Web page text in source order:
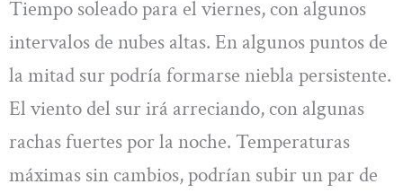
Tiempo soleado para el viernes, con algunos
intervalos de nubes altas. En algunos puntos de
la mitad sur podría formarse niebla persistente.
El viento del sur irá arreciando, con algunas
rachas fuertes por la noche. Temperaturas
máximas sin cambios, podrían subir un par de